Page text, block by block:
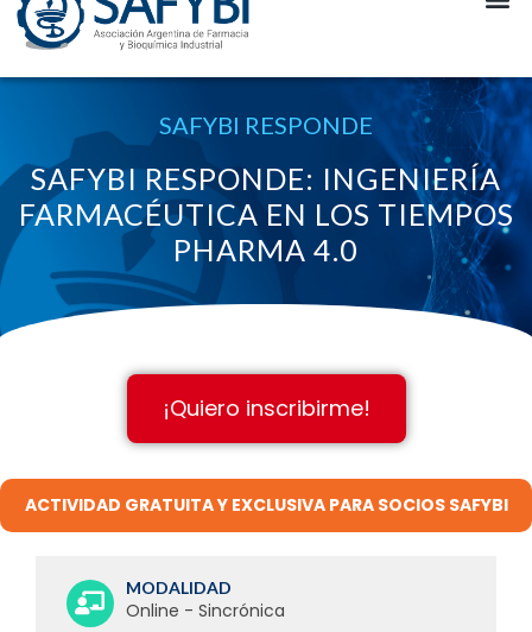
SAFYBI RESPONDE
SAFYBI RESPONDE: INGENIERÍA
FARMACÉUTICA EN LOS TIEMPOS
PHARMA 4.0
¡Quiero inscribirme!
ACTIVIDAD GRATUITA Y EXCLUSIVA PARA SOCIOS SAFYBI
MODALIDAD
Online - Sincrónica